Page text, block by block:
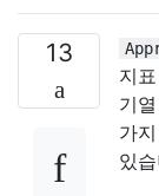
13
지
기
가
있